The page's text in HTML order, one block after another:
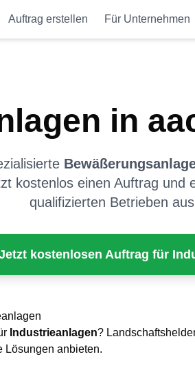
Auftrag erstellen Für Unternehmen
in
kostenlos einen Auftrag und
qualifizierten Betrieben
kostenlosen Auftrag für
Industrieanlagen?
Lösungen anbieten.